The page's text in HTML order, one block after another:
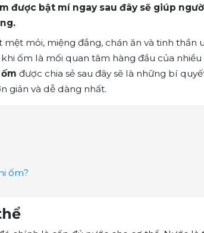
được bật mí ngay sau đây sẽ giúp
mỏi, miệng đắng, chán ăn và tinh thần
ốm là mối quan tâm hàng đầu của
được chia sẻ sau đây sẽ là những bí
giản và dễ dàng nhất.
ốm?